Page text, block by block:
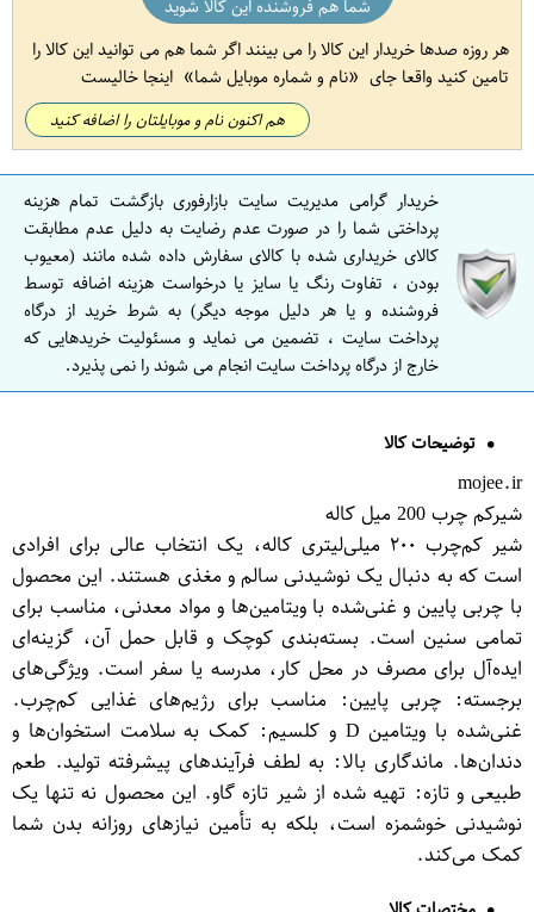
شما هم فروشنده این کالا شوید
هر روزه صدها خریدار این کالا را می بینند اگر شما هم می توانید این کالا را
تامین کنید واقعا جای
نام و شماره موبایل شما اینجا خالیست
هم اکنون نام و موبایلتان را اضافه کنید
خریدار گرامی مدیریت سایت بازارفوری بازگشت تمام هزینه
پرداختی شما را در صورت عدم رضایت به دلیل عدم مطابقت
کالای خریداری شده با کالای سفارش داده شده مانند (معیوب
بودن ، تفاوت رنگ یا سایز یا درخواست هزینه اضافه توسط
فروشنده و یا هر دلیل موجه دیگر) به شرط خرید از درگاه
پرداخت سایت ، تضمین می نماید و مسئولیت خریدهایی که
خارج از درگاه پرداخت سایت انجام می شوند را نمی پذیرد.
توضیحات کالا
mojee.ir
شیرکم چرب 200 میل کاله
شیر کم‌چرب ۲۰۰ میلی‌لیتری کاله، یک انتخاب عالی برای افرادی
است که به دنبال یک نوشیدنی سالم و مغذی هستند. این محصول
با چربی پایین و غنی‌شده با ویتامین‌ها و مواد معدنی، مناسب برای
تمامی سنین است. بسته‌بندی کوچک و قابل حمل آن، گزینه‌ای
ایده‌آل برای مصرف در محل کار، مدرسه یا سفر است. ویژگی‌های
برجسته: چربی پایین: مناسب برای رژیم‌های غذایی کم‌چرب.
غنی‌شده با ویتامین D و کلسیم: کمک به سلامت استخوان‌ها و
دندان‌ها. ماندگاری بالا: به لطف فرآیندهای پیشرفته تولید. طعم
طبیعی و تازه: تهیه شده از شیر تازه گاو. این محصول نه تنها یک
نوشیدنی خوشمزه است، بلکه به تأمین نیازهای روزانه بدن شما
کمک می‌کند.